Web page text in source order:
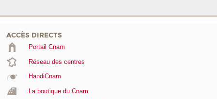
ACCÈS DIRECTS
Portail Cnam
Réseau des centres
HandiCnam
La boutique du Cnam